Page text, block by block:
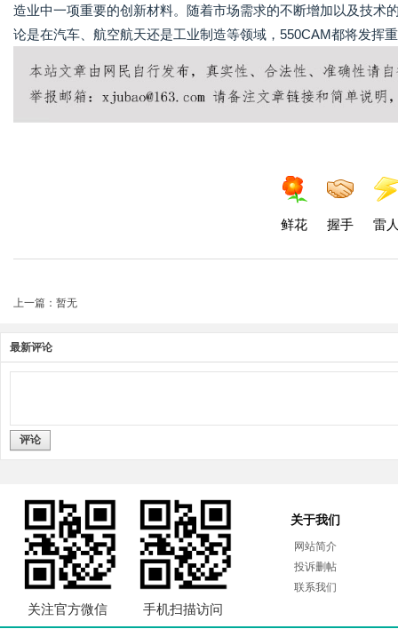
造业中一项重要的创新材料。随着市场需求的不断增加以及技术
论是在汽车、航空航天还是工业制造等领域，550CAM都将发挥
鲜花 握手 雷
上一篇：暂无
最新评论
评论
关注官方微信 手机扫描访问
关于我们
网站简介
投诉删帖
联系我们